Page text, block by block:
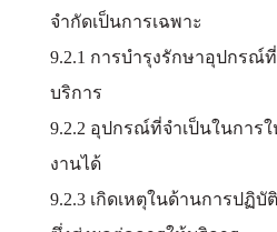
จำกัดเป็นการเฉพาะ
9.2.1 การบำรุงรักษาอุปกรณ์
บริการ
9.2.2 อุปกรณ์ที่จำเป็นในการ
งานได้
9.2.3 เกิดเหตุในด้านการปฏิ